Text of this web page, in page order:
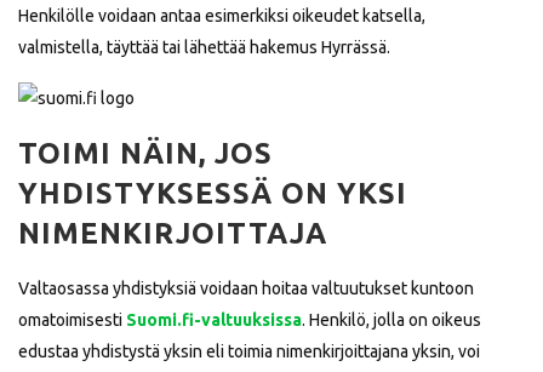
Henkilölle voidaan antaa esimerkiksi oikeudet katsella,
valmistella, täyttää tai lähettää hakemus Hyrrässä.
TOIMI NÄIN, JOS
YHDISTYKSESSÄ ON YKSI
NIMENKIRJOITTAJA
Valtaosassa yhdistyksiä voidaan hoitaa valtuutukset kuntoon
omatoimisesti Suomi.fi-valtuuksissa. Henkilö, jolla on oikeus
edustaa yhdistystä yksin eli toimia nimenkirjoittajana yksin, voi